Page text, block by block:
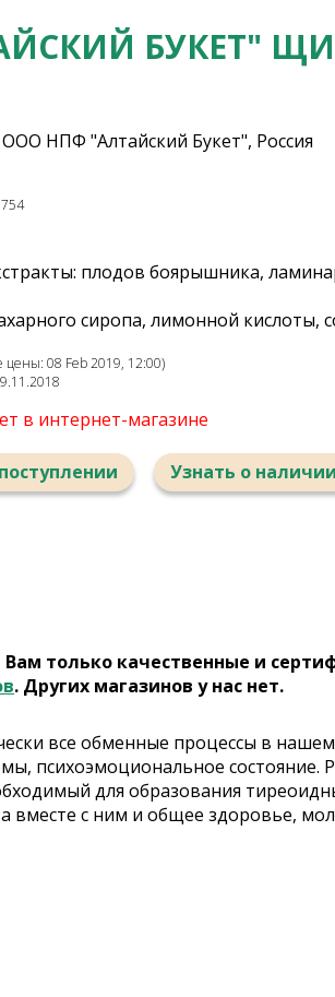
БУКЕТ"
НПФ "Алтайский Букет", Россия
плодов боярышника,
сиропа, лимонной кислоты,
08 Feb 2019, 12:00)
в интернет-магазине
Узнать о
только качественные и
. Других магазинов у нас нет.
все обменные процессы в
психоэмоциональное
для образования
с ним и общее здоровье,